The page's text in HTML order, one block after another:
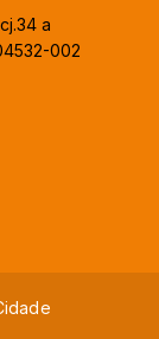
a
002